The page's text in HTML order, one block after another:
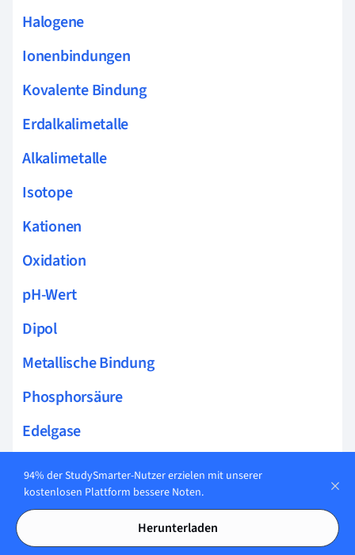
Halogene
Ionenbindungen
Kovalente Bindung
Erdalkalimetalle
Alkalimetalle
Isotope
Kationen
Oxidation
pH-Wert
Dipol
Metallische Bindung
Phosphorsäure
Edelgase
Schwefelsäure
Pufferlösung
94% der StudySmarter-Nutzer erzielen mit unserer
kostenlosen Plattform bessere Noten.
Herunterladen